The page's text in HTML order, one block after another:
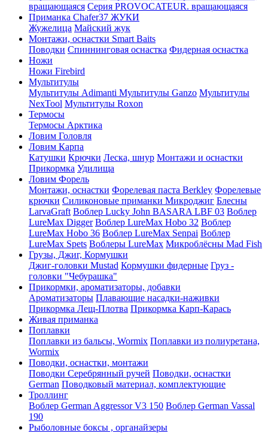
вращающаяся Серия PROVOCATEUR. вращающаяся
Приманка Chafer37 ЖУКИ
Жужелица Майский жук
Монтажи, оснастки Smart Baits
Поводки Спиннинговая оснастка Фидерная оснастка
Ножи
Ножи Firebird
Мультитулы
Мультитулы Adimanti Мультитулы Ganzo Мультитулы
NexTool Мультитулы Roxon
Термосы
Термосы Арктика
Ловим Головля
Ловим Карпа
Катушки Крючки Леска, шнур Монтажи и оснастки
Прикормка Удилища
Ловим Форель
Монтажи, оснастки Форелевая паста Berkley Форелевые
крючки Силиконовые приманки Микроджиг Блесны
LarvaGraft Воблер Lucky John BASARA LBF 03 Воблер
LureMax Digger Воблер LureMax Hobo 32 Воблер
LureMax Hobo 36 Воблер LureMax Senpai Воблер
LureMax Spets Воблеры LureMax Микроблёсны Mad Fish
Грузы, Джиг, Кормушки
Джиг-головки Mustad Кормушки фидерные Груз -
головки "Чебурашка"
Прикормки, ароматизаторы, добавки
Ароматизаторы Плавающие насадки-наживки
Прикормка Лещ-Плотва Прикормка Карп-Карась
Живая приманка
Поплавки
Поплавки из бальсы, Wormix Поплавки из полиуретана,
Wormix
Поводки, оснастки, монтажи
Поводки Серебрянный ручей Поводки, оснастки
German Поводковый материал, комплектующие
Троллинг
Воблер German Aggressor V3 150 Воблер German Vassal
190
Рыболовные боксы , органайзеры